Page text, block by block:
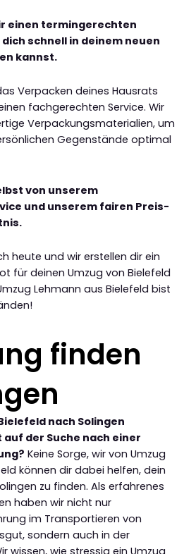
einen termingerechten
schnell in deinem neuen
kannst.
Verpacken deines Hausrats
fachgerechten Service. Wir
Verpackungsmaterialien, um
Gegenstände optimal
von unserem
und unserem fairen Preis-
heute und wir erstellen dir ein
für deinen Umzug von Bielefeld
Lehmann aus Bielefeld bist
finden
nach Solingen
der Suche nach einer
Keine Sorge, wir von Umzug
können dir dabei helfen, dein
zu finden. Als erfahrenes
haben wir nicht nur
im Transportieren von
sondern auch in der